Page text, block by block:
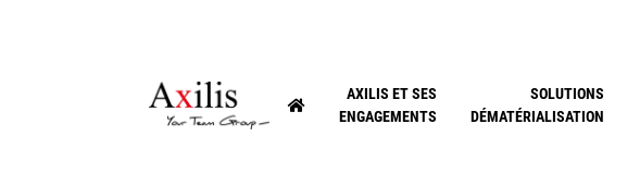
AXILIS ET SES
ENGAGEMENTS
SOLUTIONS
DÉMATÉRIALISATION